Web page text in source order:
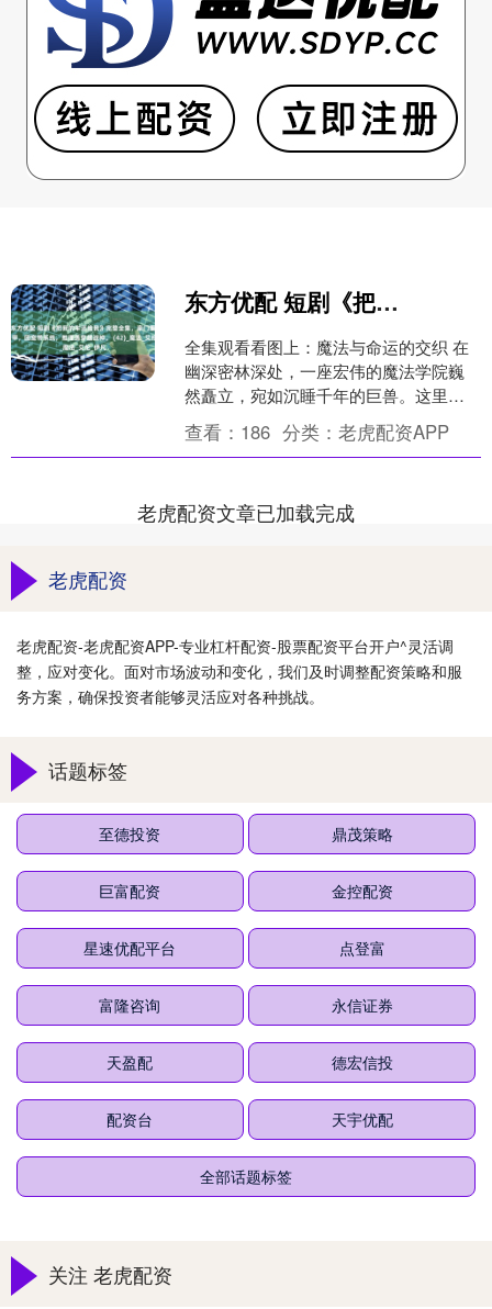
东方优配 短剧《把我的车还给我》完整全集，豪门重生藏马甲，团宠带系统，推理遇穿越战神。 (42)_魔法_艾伦_伊凡
全集观看看图上：魔法与命运的交织 在
幽深密林深处，一座宏伟的魔法学院巍
然矗立，宛如沉睡千年的巨兽。这里不
仅是知识的殿堂，更是命运翻涌的舞
台。短剧《把我的车还给我....
查看： 186 分类：老虎配资APP
老虎配资文章已加载完成
老虎配资
老虎配资-老虎配资APP-专业杠杆配资-股票配资平台开户^灵活调
整，应对变化。面对市场波动和变化，我们及时调整配资策略和服
务方案，确保投资者能够灵活应对各种挑战。
话题标签
至德投资 鼎茂策略
巨富配资 金控配资
星速优配平台 点登富
富隆咨询 永信证券
天盈配 德宏信投
配资台 天宇优配
全部话题标签
关注 老虎配资